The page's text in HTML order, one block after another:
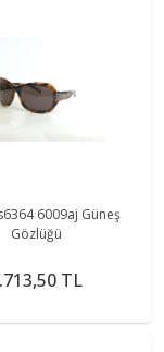
6009aj Güneş
Gözlüğü
TL